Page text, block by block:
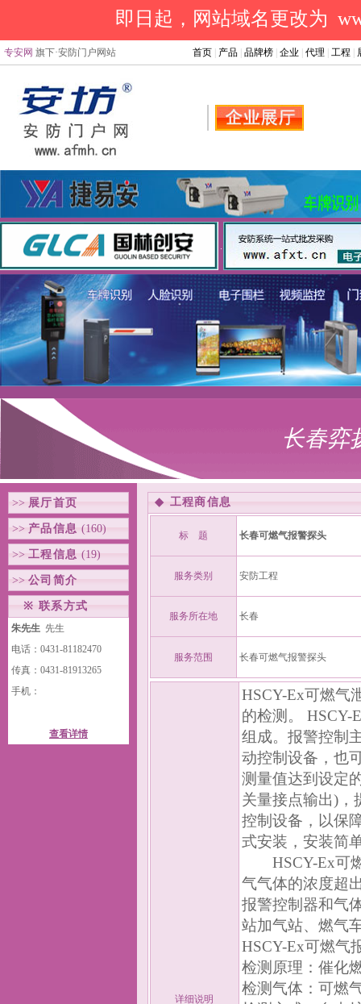
即日起，网站域名更改为
专安网 旗下·安防门户网站 首页 产品 品牌榜 企业 代理 工程
.
长春弈
>> 展厅首页
>> 产品信息 (160)
>> 工程信息 (19)
>> 公司简介
※ 联系方式
朱先生 先生
电话：0431-81182470
传真：0431-81913265
手机：
查看详情
◆ 工程商信息
标 题 长春可燃气报警探头
服务类别 安防工程
服务所在地 长春
服务范围 长春可燃气报警探头
详细说明
HSCY-Ex可燃气
的检测。 HSCY-
组成。报警控制
动控制设备，也
测量值达到设定
关量接点输出)，
控制设备，以保
式安装，安装简
HSCY-Ex可燃
气气体的浓度超
报警控制器和气
站加气站、燃气
HSCY-Ex可燃气
检测原理：催化
检测气体：可燃